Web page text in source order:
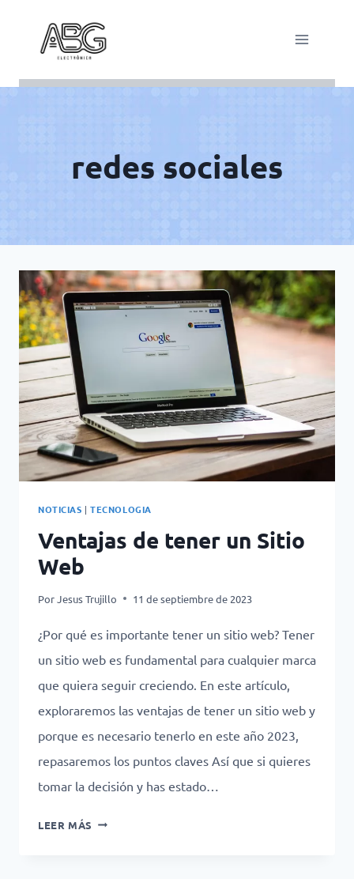
redes sociales
NOTICIAS |TECNOLOGIA
Ventajas de tener un Sitio
Web
PorJesus Trujillo 11 de septiembre de 2023
¿Por qué es importante tener un sitio web? Tener
un sitio web es fundamental para cualquier marca
que quiera seguir creciendo. En este artículo,
exploraremos las ventajas de tener un sitio web y
porque es necesario tenerlo en este año 2023,
repasaremos los puntos claves Así que si quieres
tomar la decisión y has estado…
LEER MÁS VENTAJAS